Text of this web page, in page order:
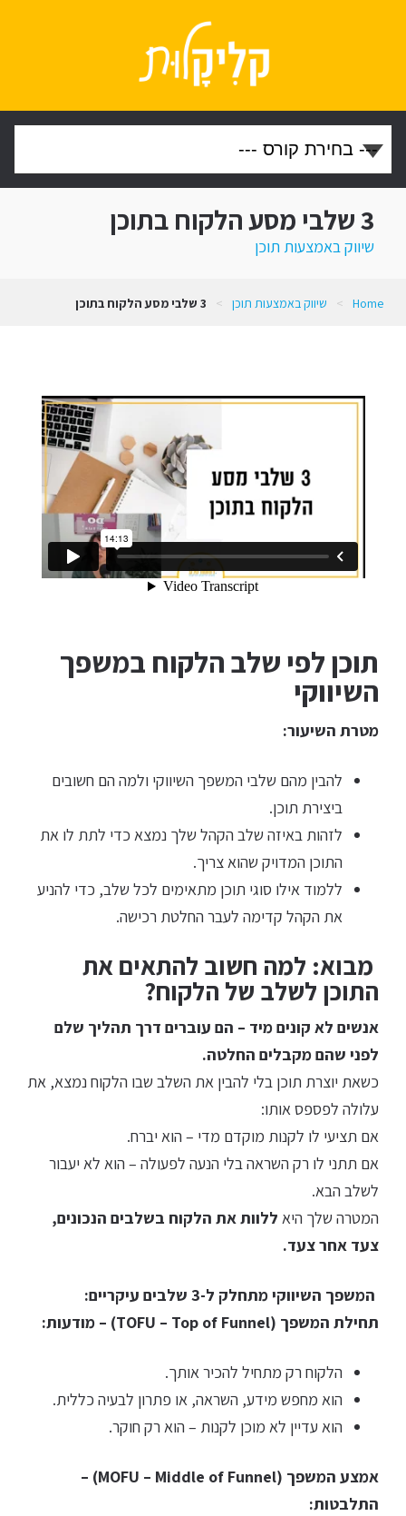
3 שלבי מסע הלקוח בתוכן
שיווק באמצעות תוכן
Home
> שיווק באמצעות תוכן > 3 שלבי מסע הלקוח בתוכן
תוכן לפי שלב הלקוח במשפך
השיווקי
מטרת השיעור:
להבין מהם שלבי המשפך השיווקי ולמה הם חשובים
ביצירת תוכן.
לזהות באיזה שלב הקהל שלך נמצא כדי לתת לו את
התוכן המדויק שהוא צריך.
ללמוד אילו סוגי תוכן מתאימים לכל שלב, כדי להניע
את הקהל קדימה לעבר החלטת רכישה.
מבוא: למה חשוב להתאים את
התוכן לשלב של הלקוח?
אנשים לא קונים מיד – הם עוברים דרך תהליך שלם
לפני שהם מקבלים החלטה.
כשאת יוצרת תוכן בלי להבין את השלב שבו הלקוח נמצא, את
עלולה לפספס אותו:
אם תציעי לו לקנות מוקדם מדי – הוא יברח.
אם תתני לו רק השראה בלי הנעה לפעולה – הוא לא יעבור
לשלב הבא.
המטרה שלך היא ללוות את הלקוח בשלבים הנכונים,
צעד אחר צעד.
המשפך השיווקי מתחלק ל-3 שלבים עיקריים:
תחילת המשפך (TOFU – Top of Funnel) – מודעות:
הלקוח רק מתחיל להכיר אותך.
הוא מחפש מידע, השראה, או פתרון לבעיה כללית.
הוא עדיין לא מוכן לקנות – הוא רק חוקר.
אמצע המשפך (MOFU – Middle of Funnel) –
התלבטות: